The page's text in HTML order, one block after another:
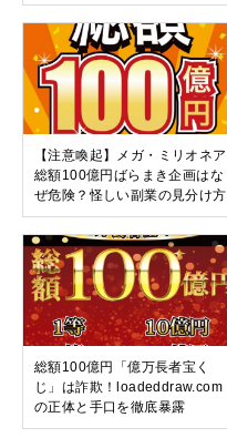
【注意喚起】メガ・ミリオネア
総額100億円ばらまき企画はな
ぜ危険？怪しい副業の見分け方
総額100億円「億万長者宝く
じ」は詐欺！loadeddraw.com
の正体と手口を徹底暴露